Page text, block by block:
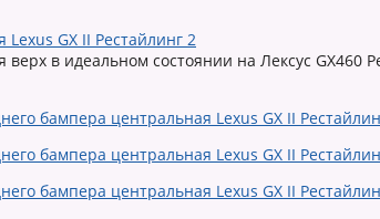
GX II Рестайлинг 2
верх в идеальном состоянии на Лексус GX460